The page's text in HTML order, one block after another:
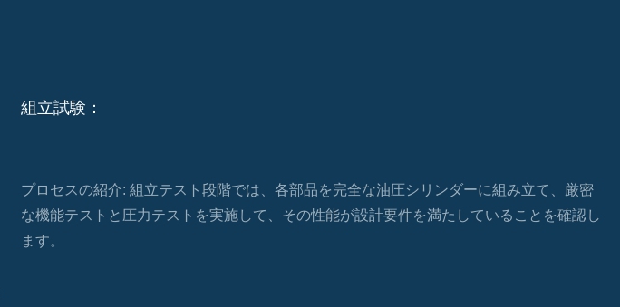
組立試験：
プロセスの紹介: 組立テスト段階では、各部品を完全な油圧シリンダーに組み立て、厳密
な機能テストと圧力テストを実施して、その性能が設計要件を満たしていることを確認し
ます。